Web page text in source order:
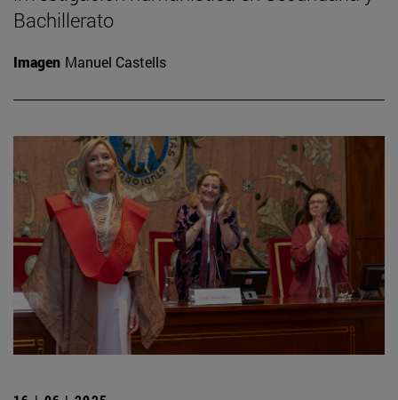
Bachillerato
Imagen Manuel Castells